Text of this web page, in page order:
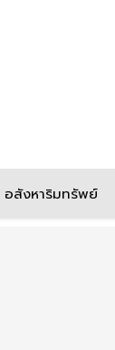
อสังหาริมทรัพย์